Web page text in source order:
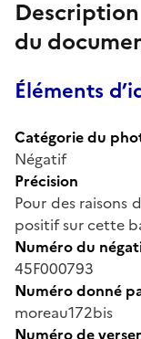
du
Éléments
Catégorie du
Négatif
Précision
Pour des raisons
positif sur cette
Numéro du
45F000793
Numéro donné
moreau172bis
Numéro de